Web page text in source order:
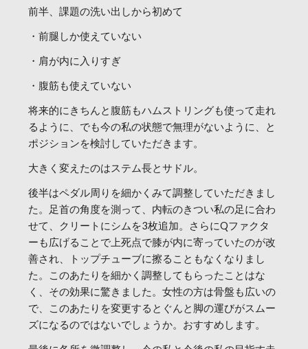
前半、課題の洗い出しから初めて
・前腿しか使えていない
・肩が内に入りすぎ
・腹筋も使えていない
将来的にきちんと腹筋もハムストリングも使って走れ
るように、でも今の私の状態で無理がないように、と
ポジションを検討していただきます。
大きく変えたのはステム長とサドル。
後半はペダル周りを細かくみて調整していただきまし
た。足首の角度を測って、内転のきつい私の足に合わ
せて、クリートにシムを3枚追加。さらにQファクタ
ーも広げることで上死点で膝が内に寄っていたのが改
善され、トップチューブに擦ることもなくなりまし
た。このあたりを細かく調整してもらったことはな
く、その効果に驚きました。女性の方は骨盤も広いの
で、このあたりを変更するとぐんと脚の運びがスムー
ズになるのではないでしょうか。おすすめします。